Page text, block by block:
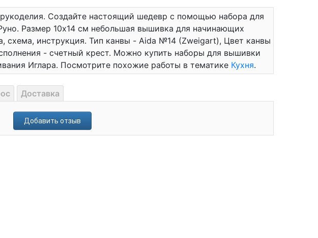
Создайте настоящий шедевр с помощью набора для
Размер 10x14 см небольшая вышивка для начинающих
схема, инструкция. Тип канвы - Aida №14 (Zweigart), Цвет канвы
- счетный крест. Можно купить наборы для вышивки
Иглара. Посмотрите похожие работы в тематике Кухня.
Доставка
Добавить отзыв